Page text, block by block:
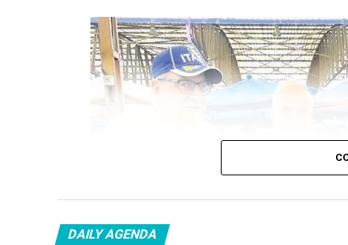
DAILY AGENDA